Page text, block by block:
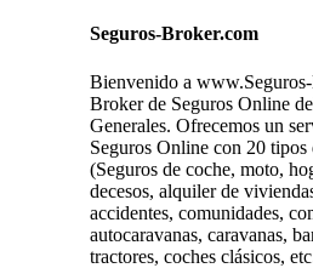
Seguros-Broker.com
Bienvenido a
Broker de Seguros Online
Generales. Ofrecemos un
Seguros Online con 20 tipos
(Seguros de coche, moto,
decesos, alquiler de
accidentes, comunidades,
autocaravanas, caravanas,
tractores, coches clásicos,